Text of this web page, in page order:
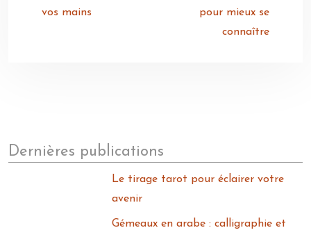
vos mains
pour mieux se
connaître
Dernières publications
Le tirage tarot pour éclairer votre
avenir
Gémeaux en arabe : calligraphie et